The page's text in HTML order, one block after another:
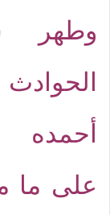
وطهر
أحمده
على ما